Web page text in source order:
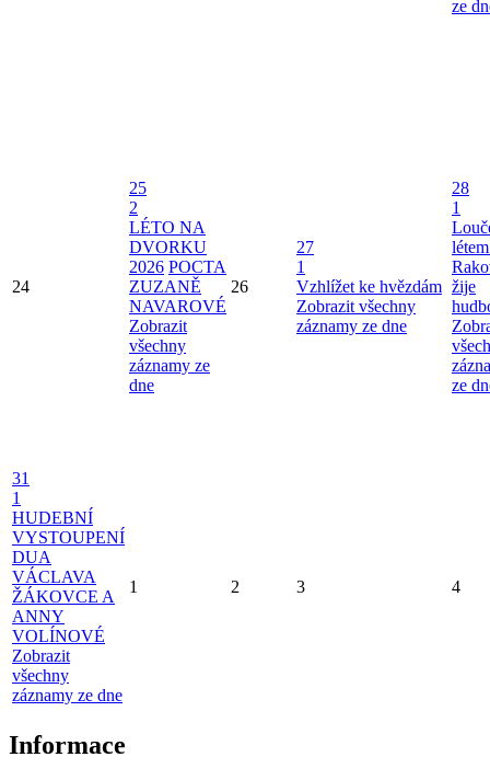
ze
24
25
2
LÉTO NA
DVORKU
2026 POCTA
ZUZANĚ
NAVAROVÉ
Zobrazit
všechny
záznamy ze
dne
26
27
1
Vzhlížet ke hvězdám
Zobrazit všechny
záznamy ze dne
28
1
žije
ze
31
1
HUDEBNÍ
VYSTOUPENÍ
DUA
VÁCLAVA
ŽÁKOVCE A
ANNY
VOLÍNOVÉ
Zobrazit
všechny
záznamy ze dne
1 2 3 4
Informace